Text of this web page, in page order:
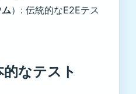
）: 伝統的なE2Eテス
なテスト